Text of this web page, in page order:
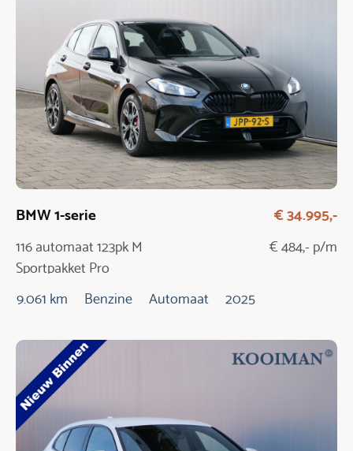
BMW 1-serie
116 automaat 123pk M
Sportpakket Pro
€ 34.995,-
€ 484,- p/m
9.061 km Benzine Automaat 2025